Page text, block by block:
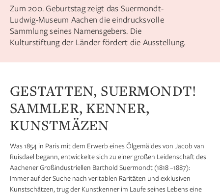
Zum 200. Geburtstag zeigt das Suermondt-
Ludwig-Museum Aachen die eindrucksvolle
Sammlung seines Namensgebers. Die
Kulturstiftung der Länder fördert die Ausstellung.
GESTATTEN, SUERMONDT!
SAMMLER, KENNER,
KUNSTMÄZEN
Was 1854 in Paris mit dem Erwerb eines Ölgemäldes von Jacob van
Ruisdael begann, entwickelte sich zu einer großen Leidenschaft des
Aachener Großindustriellen Barthold Suermondt (1818 –1887):
Immer auf der Suche nach veritablen Raritäten und exklusiven
Kunstschätzen, trug der Kunstkenner im Laufe seines Lebens eine